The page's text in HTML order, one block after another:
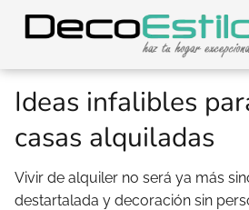
Ideas infalibles
casas alquiladas
Vivir de alquiler no será ya más
destartalada y decoración sin